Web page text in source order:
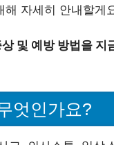
해 자세히 안내할게
및 예방 방법을 지
엇인가요?